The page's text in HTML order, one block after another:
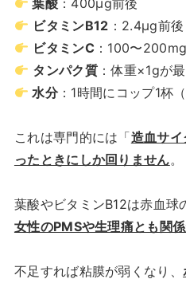
葉酸 ：400μg前後
ビタミンB12 ：2.4μg前後
ビタミンC ：100〜
タンパク質 ：体重×1gが
水分：1時間にコップ1杯
これは専門的には「造血サイ
ったときにしか回りません。
葉酸やビタミンB12は赤血球
女性のPMSや生理痛とも関
不足すれば粘膜が弱くなり、